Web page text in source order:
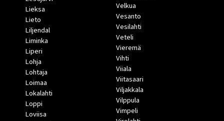
Lieksa
Lieto
Liljendal
Liminka
Liperi
Lohja
Lohtaja
Loimaa
Lokalahti
Loppi
Loviisa
Velkua
Vesanto
Vesilahti
Veteli
Vieremä
Vihti
Viiala
Viitasaari
Viljakkala
Vilppula
Vimpeli